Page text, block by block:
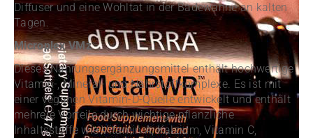
Diffuser und eine Wohltat in der Badewanne an kalten
Tagen.
Microplex VMz
Dieses Nahrungsergänzungsmittel enthält hochwertige
Vitamin-, Mineral- und Nährstoffkomplexe. Es ist mit
einer veganen Vitamin-D-Quelle entwickelt und enthält
mehrere Vorteile durch wichtige pflanzliche
Inhaltsstoffe wie Vitamin A, Kalzium, Vitamin C,